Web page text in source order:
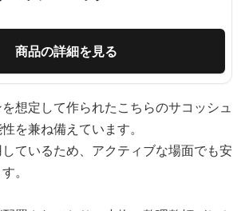
商品の詳細を見る
想定して作られたこちらのサコッシュ
を兼ね備えています。
ているため、アクティブな場面でも安
。